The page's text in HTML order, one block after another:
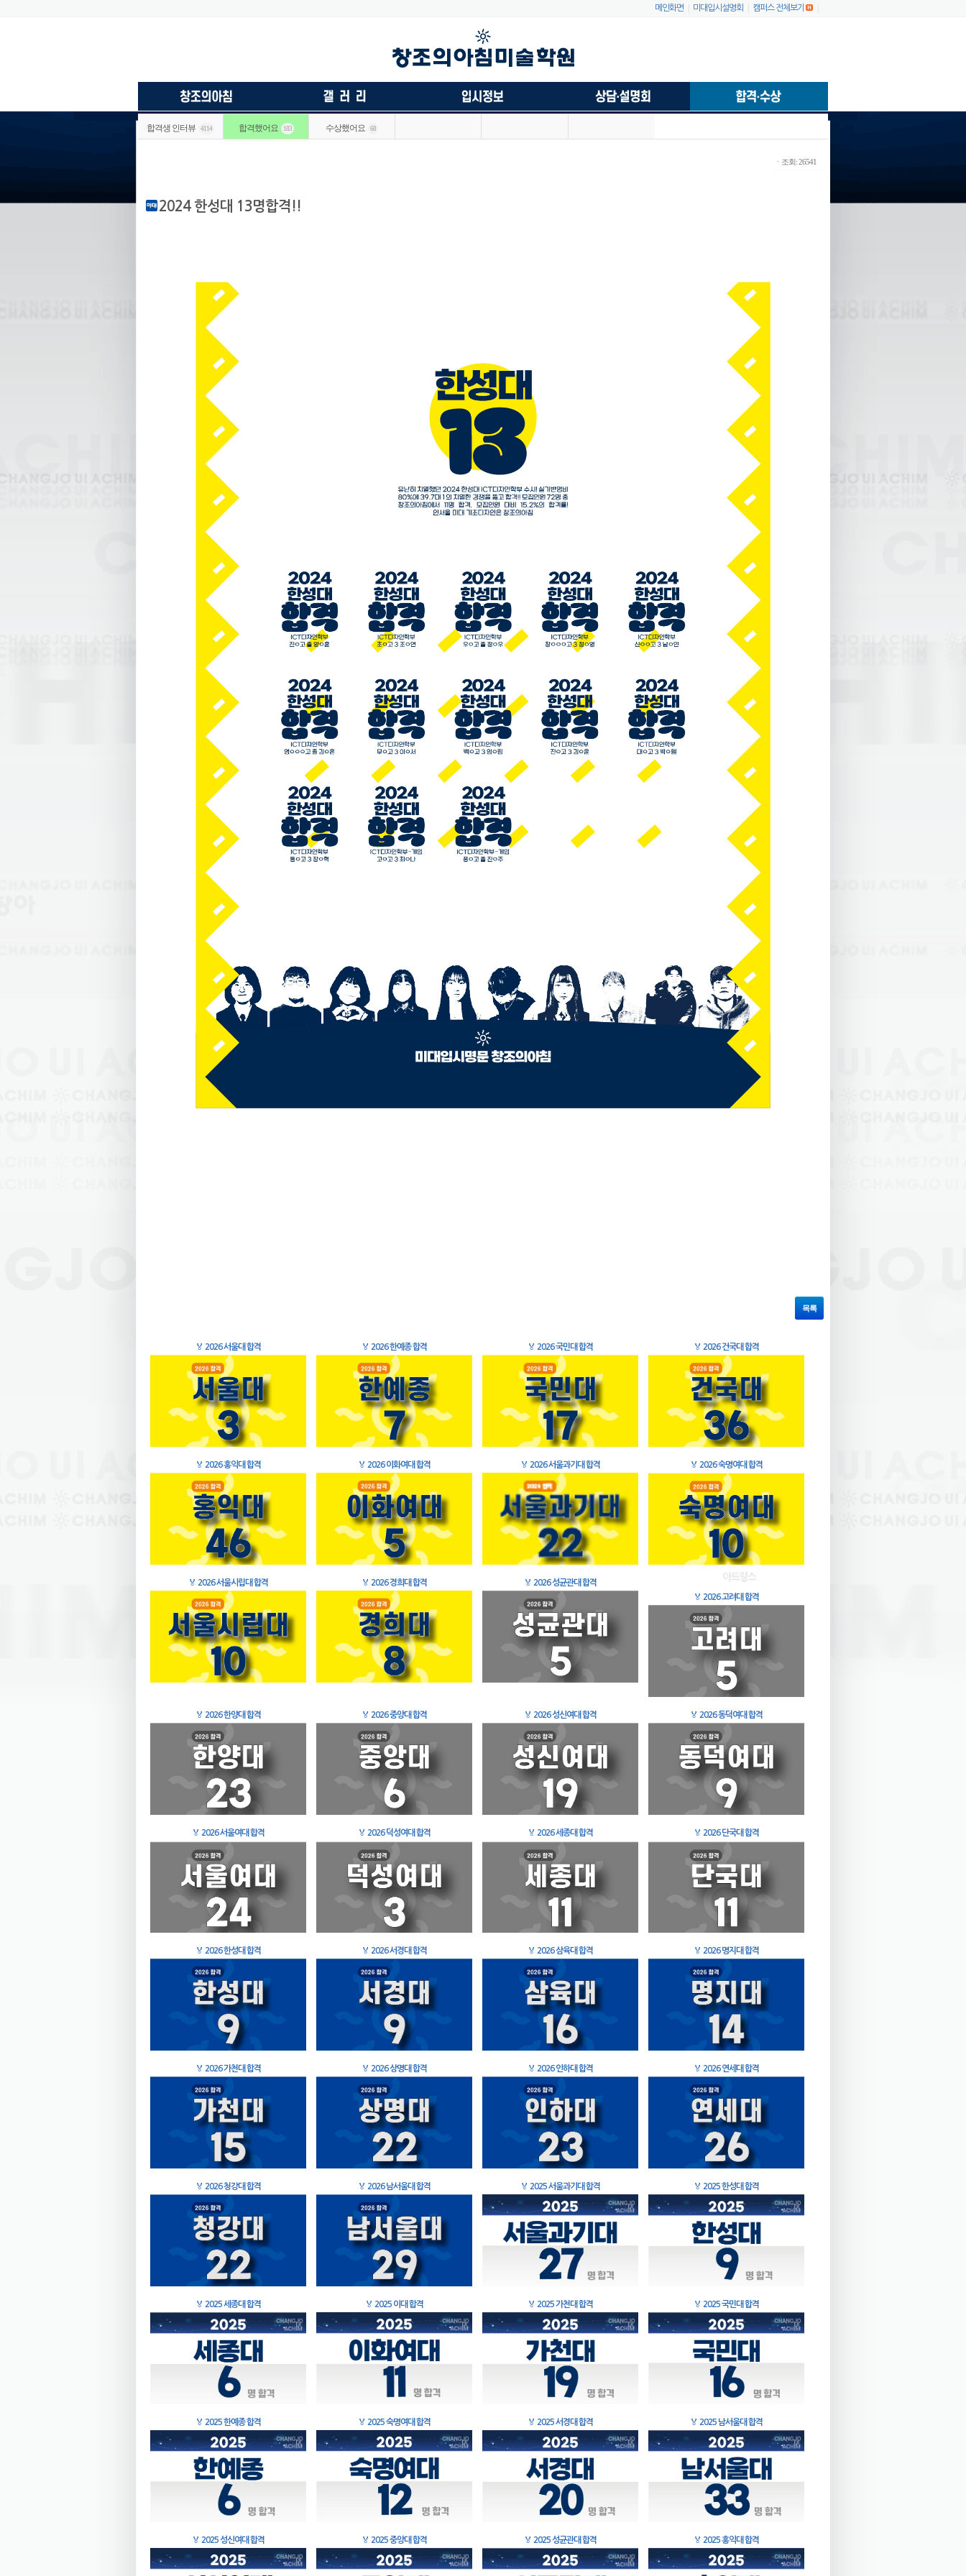
메인화면 미대입시설명회 캠퍼스 전체보기
합격생 인터뷰 4114 합격했어요 183 수상했어요 68
ㆍ조회: 26541
2024 한성대 13명합격!!
목록
🏅 2026 서울대 합격 🏅 2026 한예종 합격 🏅 2026 국민대 합격 🏅 2026 건국대 합격
🏅 2026 홍익대 합격 🏅 2026 이화여대 합격 🏅 2026 서울과기대 합격 🏅 2026 숙명여대 합격
🏅 2026 서울시립대 합격 🏅 2026 경희대 합격 🏅 2026 성균관대 합격
🏅 2026 고려대 합격
🏅 2026 한양대 합격 🏅 2026 중앙대 합격 🏅 2026 성신여대 합격 🏅 2026 동덕여대 합격
🏅 2026 서울여대 합격 🏅 2026 덕성여대 합격 🏅 2026 세종대 합격 🏅 2026 단국대 합격
🏅 2026 한성대 합격 🏅 2026 서경대 합격 🏅 2026 삼육대 합격 🏅 2026 명지대 합격
🏅 2026 가천대 합격 🏅 2026 상명대 합격 🏅 2026 인하대 합격 🏅 2026 연세대 합격
🏅 2026 청강대 합격 🏅 2026 남서울대 합격 🏅 2025 서울과기대 합격 🏅 2025 한성대 합격
🏅 2025 세종대 합격 🏅 2025 이대 합격 🏅 2025 가천대 합격 🏅 2025 국민대 합격
🏅 2025 한예종 합격 🏅 2025 숙명여대 합격 🏅 2025 서경대 합격 🏅 2025 남서울대 합격
🏅 2025 성신여대 합격 🏅 2025 중앙대 합격 🏅 2025 성균관대 합격 🏅 2025 홍익대 합격